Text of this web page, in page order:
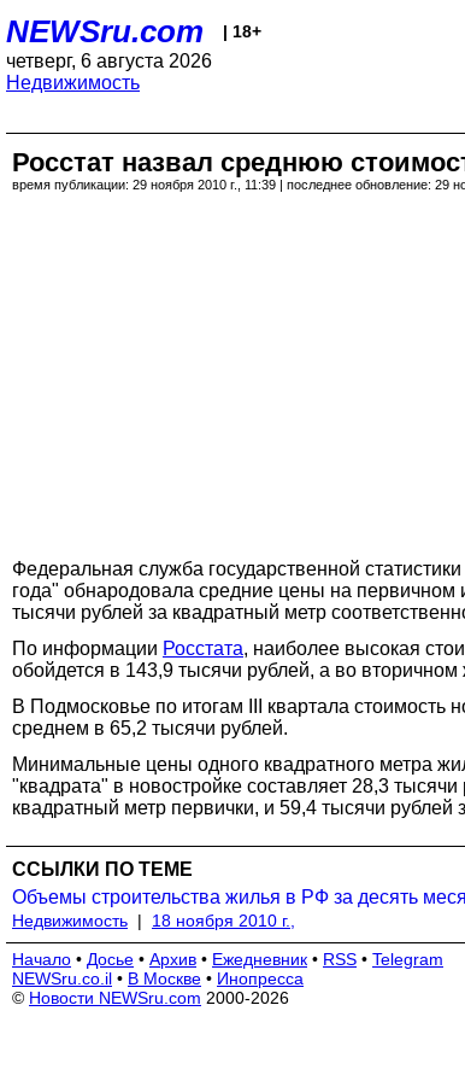
NEWSru.com | 18+
четверг, 6 августа 2026
Недвижимость
Росстат назвал среднюю
время публикации: 29 ноября 2010 г., 11:39 | последнее обновление: 29
Федеральная служба государственной
года" обнародовала средние цены на
тысячи рублей за квадратный метр
По информации Росстата, наиболее высокая
обойдется в 143,9 тысячи рублей, а во
В Подмосковье по итогам III квартала стоимость
среднем в 65,2 тысячи рублей.
Минимальные цены одного квадратного метра
"квадрата" в новостройке составляет 28,3
квадратный метр первички, и 59,4 тысячи рублей
ССЫЛКИ ПО ТЕМЕ
Объемы строительства жилья в РФ за десять
Недвижимость |
18 ноября 2010 г.,
Начало • Досье • Архив • Ежедневник • RSS • Telegram
NEWSru.co.il • В Москве • Инопресса
© Новости NEWSru.com 2000-2026